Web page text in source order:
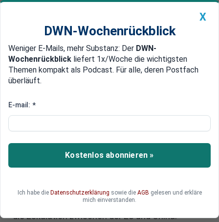
Newsticker MEIN DWN: Geldanlage Premium
Edelmetalle DWN-Magazin China
Finanz-Insider: Zentralbanken
geopolitische Risiken
Die heutigen Zentralbanken werden die Fehler der
Vergangenheit nicht wiederholen und erneut eine
Michael Every. Doch sie können die Märkte nicht
gegen globale Konflikte absichern - wie derzeit
die Eskalation zwischen der EU und China.
X
DWN-Wochenrückblick
Weniger E-Mails, mehr Substanz: Der DWN-
Wochenrückblick liefert 1x/Woche die wichtigsten
Themen kompakt als Podcast. Für alle, deren Postfach
überläuft.
E-mail: *
Kostenlos abonnieren »
Ich habe die Datenschutzerklärung sowie die AGB gelesen und erkläre
mich einverstanden.